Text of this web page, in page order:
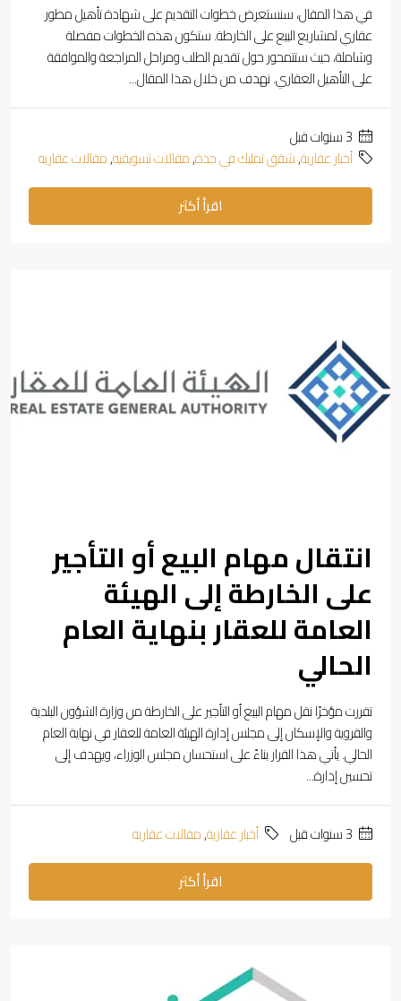
في هذا المقال، سنستعرض خطوات التقديم على شهادة تأهيل مطور
عقاري لمشاريع البيع على الخارطة. ستكون هذه الخطوات مفصلة
وشاملة، حيث ستتمحور حول تقديم الطلب ومراحل المراجعة والموافقة
على التأهيل العقاري. نهدف من خلال هذا المقال...
أخبار عقارية,شقق تمليك في جدة,مقالات تسويقيه,مقالات عقاريه
اقرأ أكثر
انتقال مهام البيع أو التأجير
على الخارطة إلى الهيئة
العامة للعقار بنهاية العام
الحالي
تقررت مؤخرًا نقل مهام البيع أو التأجير على الخارطة من وزارة الشؤون البلدية
والقروية والإسكان إلى مجلس إدارة الهيئة العامة للعقار في نهاية العام
الحالي. يأتي هذا القرار بناءً على استحسان مجلس الوزراء، ويهدف إلى
تحسين إدارة...
أخبار عقارية,مقالات عقاريه
اقرأ أكثر